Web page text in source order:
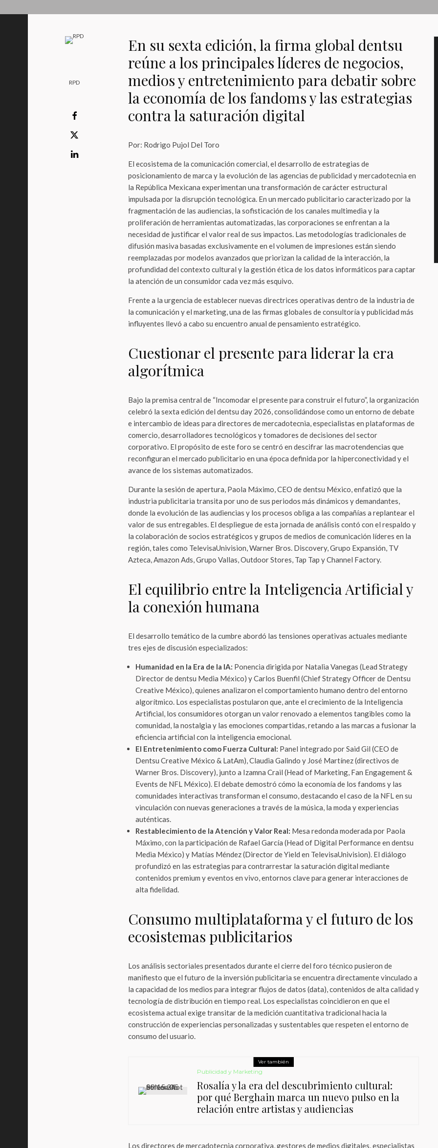
RPD
En su sexta edición, la firma global dentsu
reúne a los principales líderes de negocios,
medios y entretenimiento para debatir sobre
la economía de los fandoms y las estrategias
contra la saturación digital
Por: Rodrigo Pujol Del Toro
El ecosistema de la comunicación comercial, el desarrollo de estrategias de
posicionamiento de marca y la evolución de las agencias de publicidad y mercadotecnia en
la República Mexicana experimentan una transformación de carácter estructural
impulsada por la disrupción tecnológica. En un mercado publicitario caracterizado por la
fragmentación de las audiencias, la sofisticación de los canales multimedia y la
proliferación de herramientas automatizadas, las corporaciones se enfrentan a la
necesidad de justificar el valor real de sus impactos. Las metodologías tradicionales de
difusión masiva basadas exclusivamente en el volumen de impresiones están siendo
reemplazadas por modelos avanzados que priorizan la calidad de la interacción, la
profundidad del contexto cultural y la gestión ética de los datos informáticos para captar
la atención de un consumidor cada vez más esquivo.
Frente a la urgencia de establecer nuevas directrices operativas dentro de la industria de
la comunicación y el marketing, una de las firmas globales de consultoría y publicidad más
influyentes llevó a cabo su encuentro anual de pensamiento estratégico.
Cuestionar el presente para liderar la era
algorítmica
Bajo la premisa central de “Incomodar el presente para construir el futuro”, la organización
celebró la sexta edición del dentsu day 2026, consolidándose como un entorno de debate
e intercambio de ideas para directores de mercadotecnia, especialistas en plataformas de
comercio, desarrolladores tecnológicos y tomadores de decisiones del sector
corporativo. El propósito de este foro se centró en descifrar las macrotendencias que
reconfiguran el mercado publicitario en una época definida por la hiperconectividad y el
avance de los sistemas automatizados.
Durante la sesión de apertura, Paola Máximo, CEO de dentsu México, enfatizó que la
industria publicitaria transita por uno de sus periodos más dinámicos y demandantes,
donde la evolución de las audiencias y los procesos obliga a las compañías a replantear el
valor de sus entregables. El despliegue de esta jornada de análisis contó con el respaldo y
la colaboración de socios estratégicos y grupos de medios de comunicación líderes en la
región, tales como TelevisaUnivision, Warner Bros. Discovery, Grupo Expansión, TV
Azteca, Amazon Ads, Grupo Vallas, Outdoor Stores, Tap Tap y Channel Factory.
El equilibrio entre la Inteligencia Artificial y
la conexión humana
El desarrollo temático de la cumbre abordó las tensiones operativas actuales mediante
tres ejes de discusión especializados:
Humanidad en la Era de la IA: Ponencia dirigida por Natalia Vanegas (Lead Strategy
Director de dentsu Media México) y Carlos Buenfil (Chief Strategy Officer de Dentsu
Creative México), quienes analizaron el comportamiento humano dentro del entorno
algorítmico. Los especialistas postularon que, ante el crecimiento de la Inteligencia
Artificial, los consumidores otorgan un valor renovado a elementos tangibles como la
comunidad, la nostalgia y las emociones compartidas, retando a las marcas a fusionar la
eficiencia artificial con la inteligencia emocional.
El Entretenimiento como Fuerza Cultural: Panel integrado por Said Gil (CEO de
Dentsu Creative México & LatAm), Claudia Galindo y José Martínez (directivos de
Warner Bros. Discovery), junto a Izamna Crail (Head of Marketing, Fan Engagement &
Events de NFL México). El debate demostró cómo la economía de los fandoms y las
comunidades interactivas transforman el consumo, destacando el caso de la NFL en su
vinculación con nuevas generaciones a través de la música, la moda y experiencias
auténticas.
Restablecimiento de la Atención y Valor Real: Mesa redonda moderada por Paola
Máximo, con la participación de Rafael García (Head of Digital Performance en dentsu
Media México) y Matías Méndez (Director de Yield en TelevisaUnivision). El diálogo
profundizó en las estrategias para contrarrestar la saturación digital mediante
contenidos premium y eventos en vivo, entornos clave para generar interacciones de
alta fidelidad.
Consumo multiplataforma y el futuro de los
ecosistemas publicitarios
Los análisis sectoriales presentados durante el cierre del foro técnico pusieron de
manifiesto que el futuro de la inversión publicitaria se encuentra directamente vinculado a
la capacidad de los medios para integrar flujos de datos (data), contenidos de alta calidad y
tecnología de distribución en tiempo real. Los especialistas coincidieron en que el
ecosistema actual exige transitar de la medición cuantitativa tradicional hacia la
construcción de experiencias personalizadas y sustentables que respeten el entorno de
consumo del usuario.
Ver también
Publicidad y Marketing
Rosalía y la era del descubrimiento cultural:
por qué Berghain marca un nuevo pulso en la
relación entre artistas y audiencias
Los directores de mercadotecnia corporativa, gestores de medios digitales, especialistas